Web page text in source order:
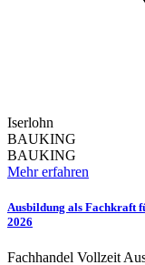
Iserlohn
BAUKING
BAUKING
Mehr erfahren
Ausbildung als Fachkraft
2026
Fachhandel Vollzeit